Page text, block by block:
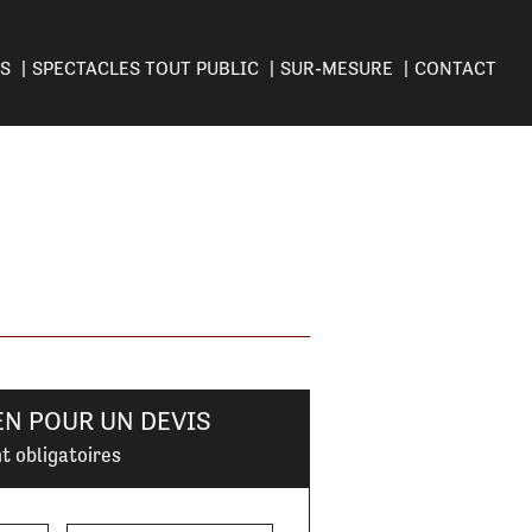
SPECTACLES TOUT PUBLIC SUR-MESURE CONTACT
POUR UN DEVIS
obligatoires